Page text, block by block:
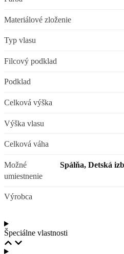
Materiálové zloženie
Typ vlasu
Filcový podklad
Podklad
Celková výška
Výška vlasu
Celková váha
Možné
umiestnenie
Spálňa, Detská
Výrobca
Špeciálne vlastnosti